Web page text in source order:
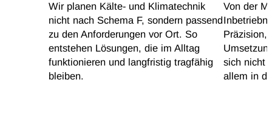
Wir planen Kälte- und Klimatechnik
nicht nach Schema F, sondern passend
zu den Anforderungen vor Ort. So
entstehen Lösungen, die im Alltag
funktionieren und langfristig tragfähig
bleiben.
Von der
Präzision,
sich nicht
allem in